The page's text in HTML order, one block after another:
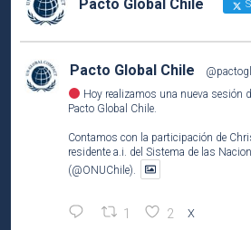
Pacto Global Chile
Pacto Global Chile
Hoy realizamos una nueva sesión
Pacto Global Chile.
Contamos con la participación de
residente a.i. del Sistema de las
(@ONUChile).
1 2 X